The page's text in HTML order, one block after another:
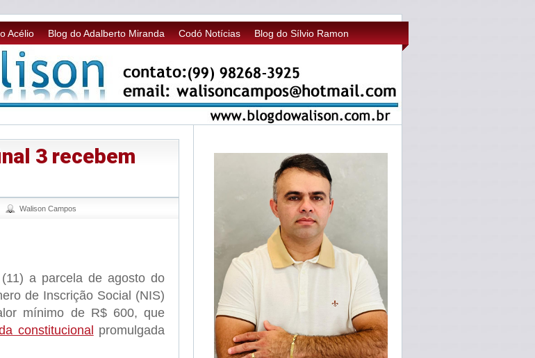
Acélio Blog do Adalberto Miranda Codó Notícias Blog do Sílvio Ramon
3 recebem
Walison Campos
a parcela de agosto do
de Inscrição Social (NIS)
mínimo de R$ 600, que
constitucional promulgada